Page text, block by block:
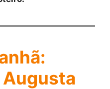
Augusta